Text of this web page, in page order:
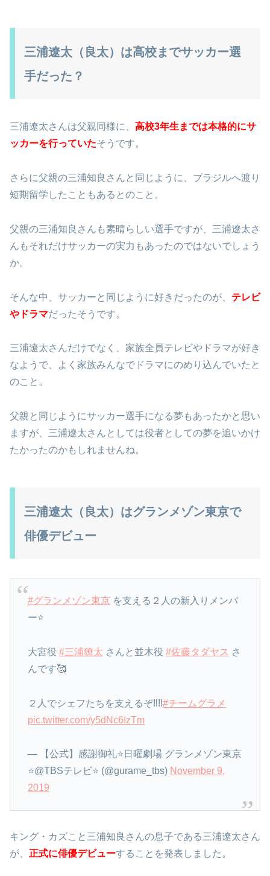
三浦遼太（良太）は高校までサッカー選
手だった？
三浦遼太さんは父親同様に、 高校3年生までは本格的にサ
ッカーを行っていたそうです。
さらに父親の三浦知良さんと同じように、ブラジルへ渡り
短期留学したこともあるとのこと。
父親の三浦知良さんも素晴らしい選手ですが、三浦遼太さ
んもそれだけサッカーの実力もあったのではないでしょう
か。
そんな中、サッカーと同じように好きだったのが、 テレビ
やドラマだったそうです。
三浦遼太さんだけでなく、家族全員テレビやドラマが好き
なようで、よく家族みんなでドラマにのめり込んでいたと
のこと。
父親と同じようにサッカー選手になる夢もあったかと思い
ますが、三浦遼太さんとしては役者としての夢を追いかけ
たかったのかもしれませんね。
三浦遼太（良太）はグランメゾン東京で
俳優デビュー
#グランメゾン東京を支える２人の新入りメンバ
ー⭐️
大宮役 #三浦獠太 さんと並木役 #佐藤タダヤス さ
んです🥰
２人でシェフたちを支えるぞ‼️‼️#チームグラメ
pic.twitter.com/y5dNc6IzTm
— 【公式】感謝御礼⭐️日曜劇場 グランメゾン東京
⭐️@TBSテレビ⭐️ (@gurame_tbs) November 9,
2019
キング・カズこと三浦知良さんの息子である三浦遼太さん
が、 正式に俳優デビューすることを発表しました。